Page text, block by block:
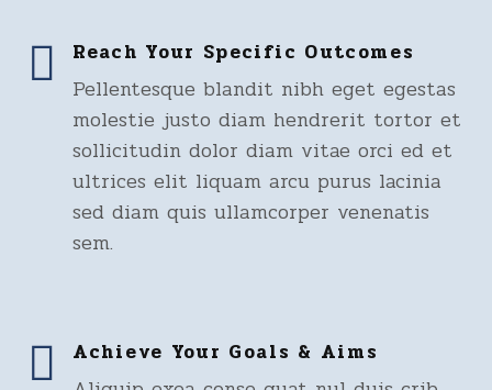
Reach Your Specific Outcomes
Pellentesque blandit nibh eget egestas
molestie justo diam hendrerit tortor et
sollicitudin dolor diam vitae orci ed et
ultrices elit liquam arcu purus lacinia
sed diam quis ullamcorper venenatis
sem.
Achieve Your Goals & Aims